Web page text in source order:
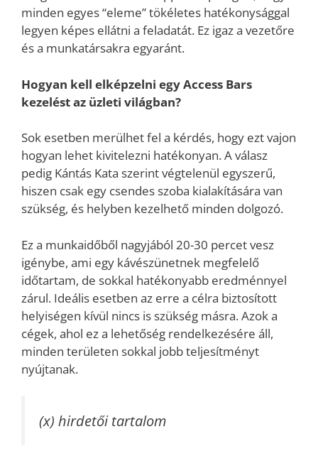
minden egyes “eleme” tökéletes hatékonysággal
legyen képes ellátni a feladatát. Ez igaz a vezetőre
és a munkatársakra egyaránt.
Hogyan kell elképzelni egy Access Bars
kezelést az üzleti világban?
Sok esetben merülhet fel a kérdés, hogy ezt vajon
hogyan lehet kivitelezni hatékonyan. A válasz
pedig Kántás Kata szerint végtelenül egyszerű,
hiszen csak egy csendes szoba kialakítására van
szükség, és helyben kezelhető minden dolgozó.
Ez a munkaidőből nagyjából 20-30 percet vesz
igénybe, ami egy kávészünetnek megfelelő
időtartam, de sokkal hatékonyabb eredménnyel
zárul. Ideális esetben az erre a célra biztosított
helyiségen kívül nincs is szükség másra. Azok a
cégek, ahol ez a lehetőség rendelkezésére áll,
minden területen sokkal jobb teljesítményt
nyújtanak.
(x) hirdetői tartalom